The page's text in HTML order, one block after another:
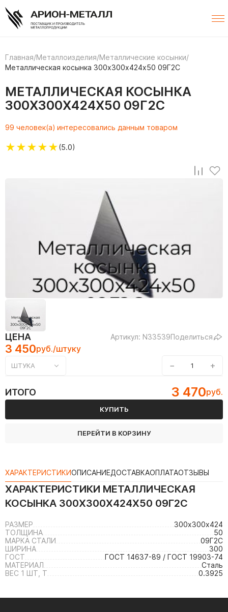
Главная/Металлоизделия/Металлические косынки/
Металлическая косынка 300х300х424х50 09Г2С
МЕТАЛЛИЧЕСКАЯ КОСЫНКА
300Х300Х424Х50 09Г2С
99 человек(а) интересовались данным товаром
★★★★★(5.0)
ЦЕНА Артикул: N33539Поделиться
3 450руб./штуку
ШТУКА − +
ИТОГО 3 470руб.
КУПИТЬ
ПЕРЕЙТИ В КОРЗИНУ
ХАРАКТЕРИСТИКИОПИСАНИЕДОСТАВКАОПЛАТАОТЗЫВЫ
ХАРАКТЕРИСТИКИ МЕТАЛЛИЧЕСКАЯ
КОСЫНКА 300Х300Х424Х50 09Г2С
РАЗМЕР
300х300х424
ТОЛЩИНА
50
МАРКА СТАЛИ
09Г2С
ШИРИНА
300
ГОСТ
ГОСТ 14637-89 / ГОСТ 19903-74
МАТЕРИАЛ
Сталь
ВЕС 1 ШТ, Т
0.3925